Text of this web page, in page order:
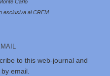
Carlo
esclusiva al CREM
to this web-journal and
email.